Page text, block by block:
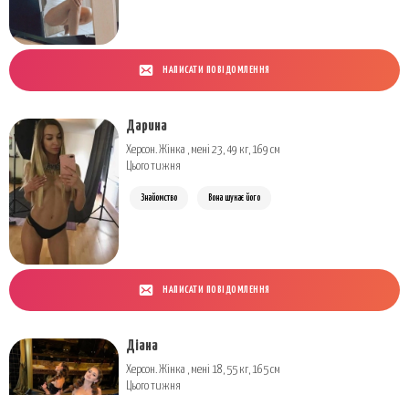
НАПИСАТИ ПОВІДОМЛЕННЯ
Дарина
Херсон. Жінка , мені 23, 49 кг, 169 см
Цього тижня
Знайомство Вона шукає його
НАПИСАТИ ПОВІДОМЛЕННЯ
Діана
Херсон. Жінка , мені 18, 55 кг, 165 см
Цього тижня